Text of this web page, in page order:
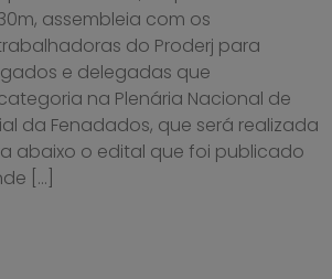
assembleia com os
do Proderj para
e delegadas que
na Plenária Nacional de
da Fenadados, que será realizada
abaixo o edital que foi publicado
[…]